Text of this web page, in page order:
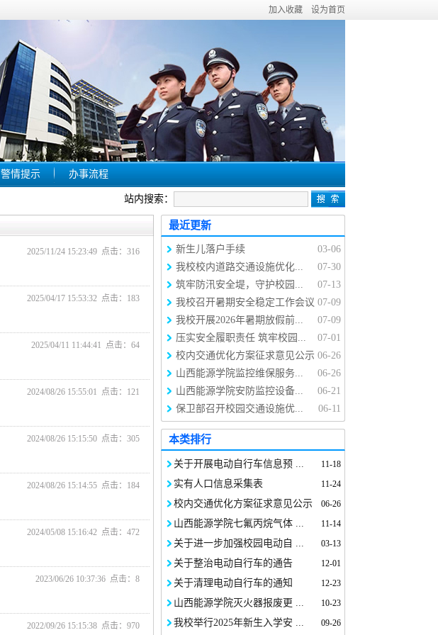
加入收藏 设为首页
警情提示 办事流程
站内搜索：
2025/11/24 15:23:49 点击： 316
2025/04/17 15:53:32 点击： 183
2025/04/11 11:44:41 点击： 64
2024/08/26 15:55:01 点击： 121
2024/08/26 15:15:50 点击： 305
2024/08/26 15:14:55 点击： 184
2024/05/08 15:16:42 点击： 472
2023/06/26 10:37:36 点击： 8
2022/09/26 15:15:38 点击： 970
最近更新
03-06
新生儿落户手续
07-30
我校校内道路交通设施优化...
07-13
筑牢防汛安全堤，守护校园...
07-09
我校召开暑期安全稳定工作会议
07-09
我校开展2026年暑期放假前...
07-01
压实安全履职责任 筑牢校园...
06-26
校内交通优化方案征求意见公示
06-26
山西能源学院监控维保服务...
06-21
山西能源学院安防监控设备...
06-11
保卫部召开校园交通设施优...
本类排行
关于开展电动自行车信息预 ... 11-18
实有人口信息采集表 11-24
校内交通优化方案征求意见公示 06-26
山西能源学院七氟丙烷气体 ... 11-14
关于进一步加强校园电动自 ... 03-13
关于整治电动自行车的通告 12-01
关于清理电动自行车的通知 12-23
山西能源学院灭火器报废更 ... 10-23
我校举行2025年新生入学安 ... 09-26